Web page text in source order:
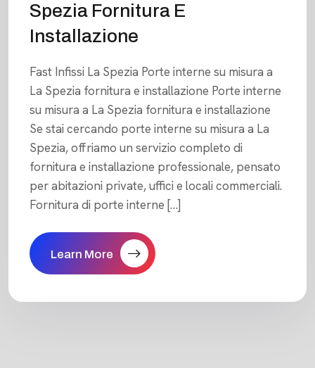
Spezia Fornitura E
Installazione
Fast Infissi La Spezia Porte interne su misura a
La Spezia fornitura e installazione Porte interne
su misura a La Spezia fornitura e installazione
Se stai cercando porte interne su misura a La
Spezia, offriamo un servizio completo di
fornitura e installazione professionale, pensato
per abitazioni private, uffici e locali commerciali.
Fornitura di porte interne […]
Learn More